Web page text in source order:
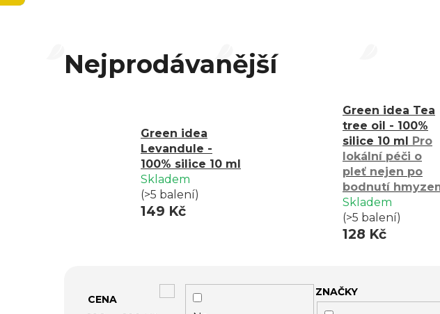
Nejprodávanější
Green idea
Levandule -
100% silice 10 ml
Skladem
(>5 balení)
149 Kč
Green idea Tea
tree oil - 100%
silice 10 ml
Pro
lokální péči o
pleť nejen po
bodnutí
Skladem
(>5 balení)
128 Kč
CENA
ZNAČKY